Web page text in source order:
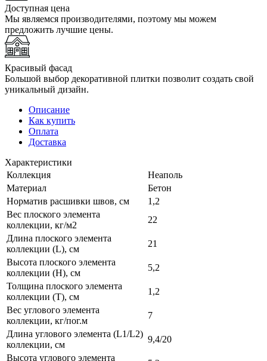
Доступная цена
Мы являемся производителями, поэтому мы можем
предложить лучшие цены.
Красивый фасад
Большой выбор декоративной плитки позволит создать свой
уникальный дизайн.
Описание
Как купить
Оплата
Доставка
Характеристики
Коллекция
Неаполь
Материал
Бетон
Норматив расшивки швов, см
1,2
Вес плоского элемента
коллекции, кг/м2
22
Длина плоского элемента
коллекции (L), см
21
Высота плоского элемента
коллекции (H), см
5,2
Толщина плоского элемента
коллекции (T), см
1,2
Вес углового элемента
коллекции, кг/пог.м
7
Длина углового элемента (L1/L2)
коллекции, см
9,4/20
Высота углового элемента